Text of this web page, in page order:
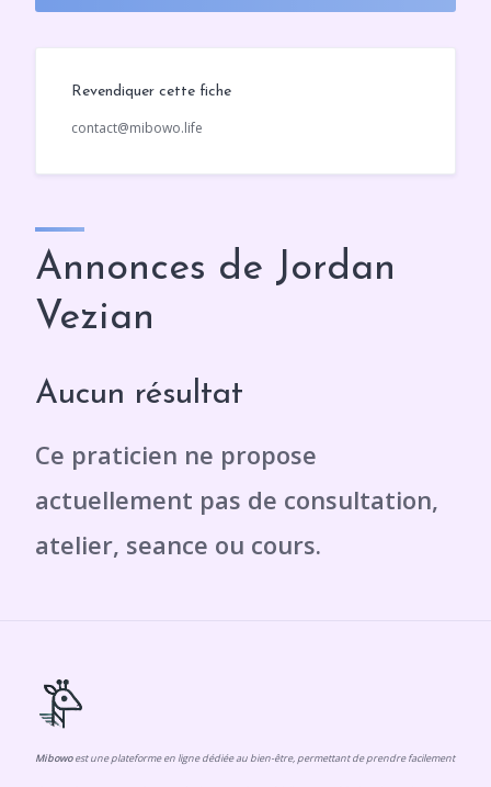
Revendiquer cette fiche
contact@mibowo.life
Annonces de Jordan
Vezian
Aucun résultat
Mibowoest une plateforme en ligne dédiée au bien-être, permettant de prendre facilement